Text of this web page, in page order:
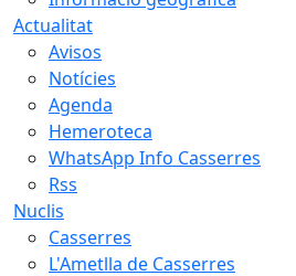
Actualitat
Avisos
Notícies
Agenda
Hemeroteca
WhatsApp Info Casserres
Rss
Nuclis
Casserres
L'Ametlla de Casserres